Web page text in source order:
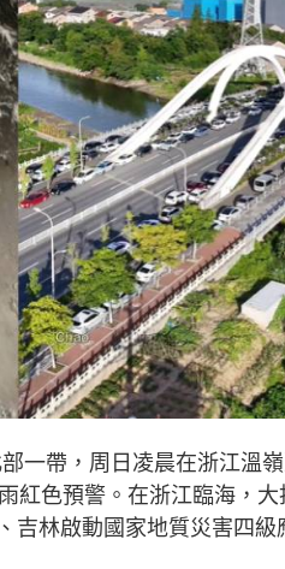
一帶，周日凌晨在浙江溫
紅色預警。在浙江臨海，大
林啟動國家地質災害四級